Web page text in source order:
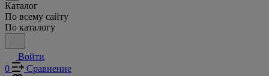
Каталог
По всему сайту
По каталогу
Войти
0
Сравнение